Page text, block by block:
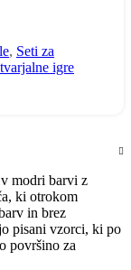
, Seti za
igre
modri barvi z
ki otrokom
in brez
pisani vzorci, ki po
površino za